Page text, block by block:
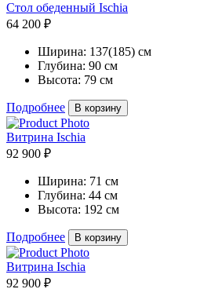
Стол обеденный Ischia
64 200 ₽
Ширина: 137(185) см
Глубина: 90 см
Высота: 79 см
Подробнее В корзину
Витрина Ischia
92 900 ₽
Ширина: 71 см
Глубина: 44 см
Высота: 192 см
Подробнее В корзину
Витрина Ischia
92 900 ₽